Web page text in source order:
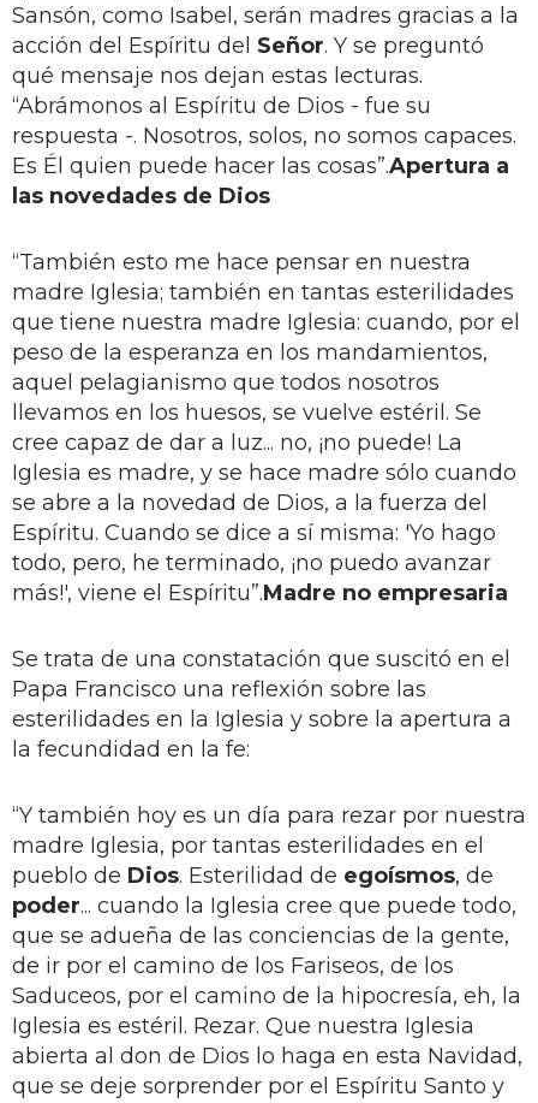
Sansón, como Isabel, serán madres gracias a la
acción del Espíritu del Señor. Y se preguntó
qué mensaje nos dejan estas lecturas.
“Abrámonos al Espíritu de Dios - fue su
respuesta -. Nosotros, solos, no somos capaces.
Es Él quien puede hacer las cosas”.Apertura a
las novedades de Dios
“También esto me hace pensar en nuestra
madre Iglesia; también en tantas esterilidades
que tiene nuestra madre Iglesia: cuando, por el
peso de la esperanza en los mandamientos,
aquel pelagianismo que todos nosotros
llevamos en los huesos, se vuelve estéril. Se
cree capaz de dar a luz... no, ¡no puede! La
Iglesia es madre, y se hace madre sólo cuando
se abre a la novedad de Dios, a la fuerza del
Espíritu. Cuando se dice a sí misma: 'Yo hago
todo, pero, he terminado, ¡no puedo avanzar
más!', viene el Espíritu”.Madre no empresaria
Se trata de una constatación que suscitó en el
Papa Francisco una reflexión sobre las
esterilidades en la Iglesia y sobre la apertura a
la fecundidad en la fe:
“Y también hoy es un día para rezar por nuestra
madre Iglesia, por tantas esterilidades en el
pueblo de Dios. Esterilidad de egoísmos, de
poder... cuando la Iglesia cree que puede todo,
que se adueña de las conciencias de la gente,
de ir por el camino de los Fariseos, de los
Saduceos, por el camino de la hipocresía, eh, la
Iglesia es estéril. Rezar. Que nuestra Iglesia
abierta al don de Dios lo haga en esta Navidad,
que se deje sorprender por el Espíritu Santo y